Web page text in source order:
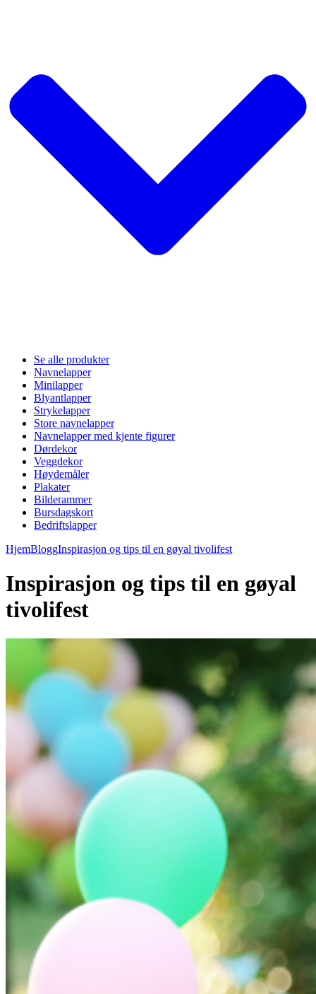
Se alle produkter
Navnelapper
Minilapper
Blyantlapper
Strykelapper
Store navnelapper
Navnelapper med kjente figurer
Dørdekor
Veggdekor
Høydemåler
Plakater
Bilderammer
Bursdagskort
Bedriftslapper
HjemBloggInspirasjon og tips til en gøyal tivolifest
Inspirasjon og tips til en gøyal
tivolifest